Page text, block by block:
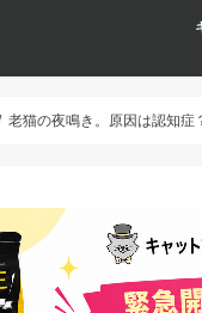
老猫の夜鳴き。原因は認知症